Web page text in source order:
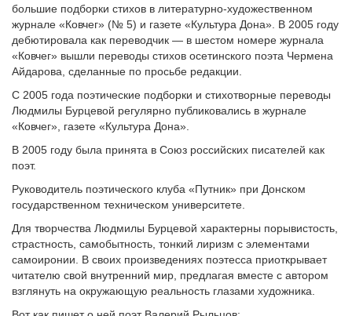
большие подборки стихов в литературно-художественном
журнале «Ковчег» (№ 5) и газете «Культура Дона». В 2005 году
дебютировала как переводчик — в шестом номере журнала
«Ковчег» вышли переводы стихов осетинского поэта Чермена
Айдарова, сделанные по просьбе редакции.
С 2005 года поэтические подборки и стихотворные переводы
Людмилы Бурцевой регулярно публиковались в журнале
«Ковчег», газете «Культура Дона».
В 2005 году была принята в Союз российских писателей как
поэт.
Руководитель поэтического клуба «Путник» при Донском
государственном техническом университете.
Для творчества Людмилы Бурцевой характерны порывистость,
страстность, самобытность, тонкий лиризм с элементами
самоиронии. В своих произведениях поэтесса приоткрывает
читателю свой внутренний мир, предлагая вместе с автором
взглянуть на окружающую реальность глазами художника.